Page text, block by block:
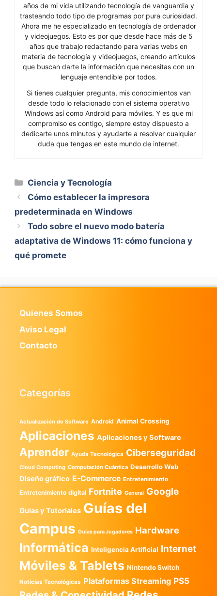
años de mi vida utilizando tecnología de vanguardia y
trasteando todo tipo de programas por pura curiosidad.
Ahora me he especializado en tecnología de ordenador
y videojuegos. Esto es por que desde hace más de 5
años que trabajo redactando para varias webs en
materia de tecnología y videojuegos, creando artículos
que buscan darte la información que necesitas con un
lenguaje entendible por todos.
Si tienes cualquier pregunta, mis conocimientos van
desde todo lo relacionado con el sistema operativo
Windows así como Android para móviles. Y es que mi
compromiso es contigo, siempre estoy dispuesto a
dedicarte unos minutos y ayudarte a resolver cualquier
duda que tengas en este mundo de internet.
Categorías
Ciencia y Tecnología
Cómo establecer la impresora
predeterminada en Windows
Todo sobre el nuevo modo batería
adaptativa de Windows 11: cómo funciona y
qué promete
Quienes Somos
Aviso Legal
Contacto
Categorías
Actualización de Software Android Animal Crossing
Aplicaciones Aplicaciones y Software
Aprender Ayuda Tecnológica Ciberseguridad
Cloud Computing Computación Cuántica Desarrollo Web
Diseño gráfico E-Commerce Entretenimiento
Entretenimiento digital Fortnite General Google
Guias y Tutoriales Guías del
Campus Guías para Jugadores Hardware
Informática Inteligencia Artificial Internet
Móviles & Tablets Nintendo Switch
Noticias Tecnológicas Plataformas Streaming PS5